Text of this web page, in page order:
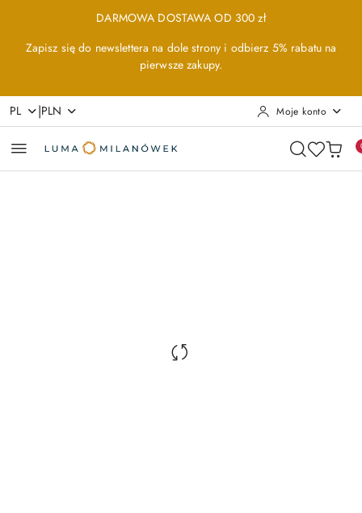
Przejdź do treści głównej
Przejdź do wyszukiwarki
Przejdź do moje konto
Przejdź do menu głównego
Przejdź do opisu produktu
Przejdź do stopkiDARMOWA DOSTAWA OD 300 zł
Zapisz się do newslettera na dole strony i odbierz 5% rabatu na
pierwsze zakupy.
PL |PLN Moje konto